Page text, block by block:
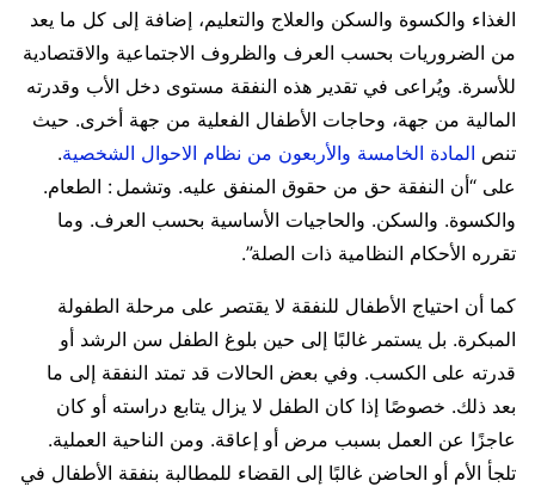
الغذاء والكسوة والسكن والعلاج والتعليم، إضافة إلى كل ما يعد
من الضروريات بحسب العرف والظروف الاجتماعية والاقتصادية
للأسرة. ويُراعى في تقدير هذه النفقة مستوى دخل الأب وقدرته
المالية من جهة، وحاجات الأطفال الفعلية من جهة أخرى. حيث
تنص المادة الخامسة والأربعون من نظام الاحوال الشخصية.
على “أن النفقة حق من حقوق المنفق عليه. وتشمل : الطعام.
والكسوة. والسكن. والحاجيات الأساسية بحسب العرف. وما
تقرره الأحكام النظامية ذات الصلة”.
كما أن احتياج الأطفال للنفقة لا يقتصر على مرحلة الطفولة
المبكرة. بل يستمر غالبًا إلى حين بلوغ الطفل سن الرشد أو
قدرته على الكسب. وفي بعض الحالات قد تمتد النفقة إلى ما
بعد ذلك. خصوصًا إذا كان الطفل لا يزال يتابع دراسته أو كان
عاجزًا عن العمل بسبب مرض أو إعاقة. ومن الناحية العملية.
تلجأ الأم أو الحاضن غالبًا إلى القضاء للمطالبة بنفقة الأطفال في